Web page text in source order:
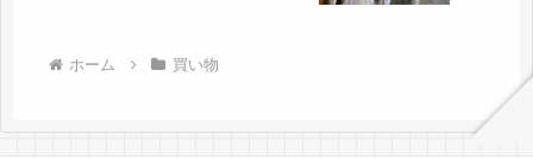
ホーム 買い物